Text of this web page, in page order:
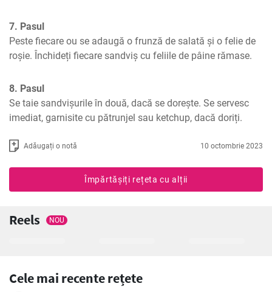
7. Pasul
Peste fiecare ou se adaugă o frunză de salată și o felie de
roșie. Închideți fiecare sandviș cu feliile de pâine rămase.
8. Pasul
Se taie sandvișurile în două, dacă se dorește. Se servesc
imediat, garnisite cu pătrunjel sau ketchup, dacă doriți.
Adăugați o notă 10 octombrie 2023
Împărtășiți rețeta cu alții
Reels NOU
Cele mai recente rețete